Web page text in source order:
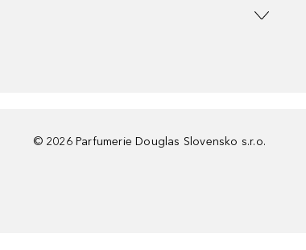
© 2026 Parfumerie Douglas Slovensko s.r.o.